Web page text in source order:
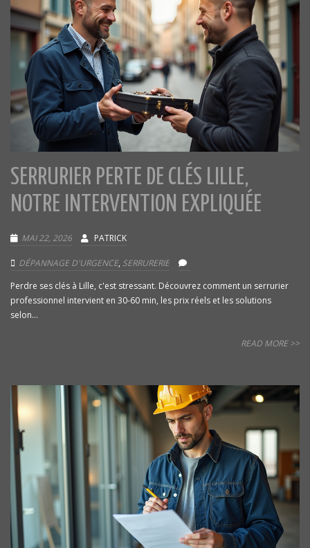
SERRURIER PERTE DE CLÉS LILLE,
NOTRE INTERVENTION EXPLIQUÉE
MAI 22, 2026 PATRICK
DÉPANNAGE D'URGENCE, SERRURERIE
Perdre ses clés à Lille, c'est stressant. Découvrez comment un serrurier
professionnel intervient en 30-60 min, les prix réels et les solutions
selon...
READ MORE >>